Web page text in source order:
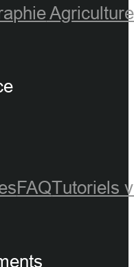
Agriculture
FAQTutoriels